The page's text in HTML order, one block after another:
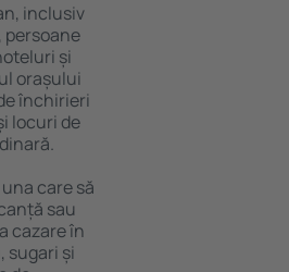
inclusiv
și
orașului
închirieri
locuri de
care să
sau
cazare în
sugari și